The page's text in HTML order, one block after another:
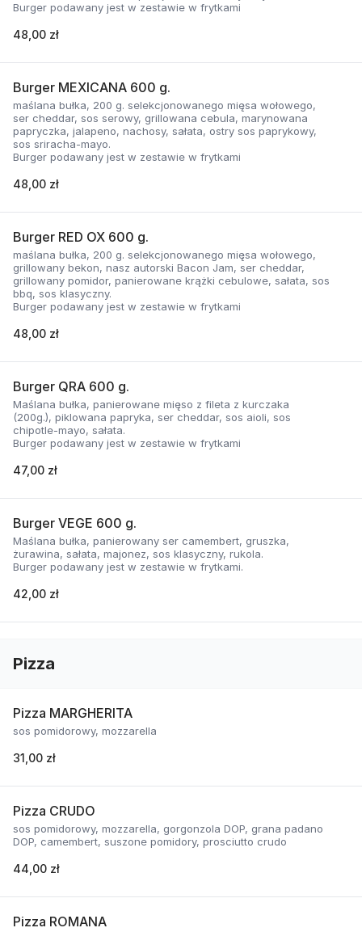
Burger podawany jest w zestawie w frytkami
48,00 zł
Burger MEXICANA 600 g.
maślana bułka, 200 g. selekcjonowanego mięsa wołowego,
ser cheddar, sos serowy, grillowana cebula, marynowana
papryczka, jalapeno, nachosy, sałata, ostry sos paprykowy,
sos sriracha-mayo.
Burger podawany jest w zestawie w frytkami
48,00 zł
Burger RED OX 600 g.
maślana bułka, 200 g. selekcjonowanego mięsa wołowego,
grillowany bekon, nasz autorski Bacon Jam, ser cheddar,
grillowany pomidor, panierowane krążki cebulowe, sałata, sos
bbq, sos klasyczny.
Burger podawany jest w zestawie w frytkami
48,00 zł
Burger QRA 600 g.
Maślana bułka, panierowane mięso z fileta z kurczaka
(200g.), piklowana papryka, ser cheddar, sos aioli, sos
chipotle-mayo, sałata.
Burger podawany jest w zestawie w frytkami
47,00 zł
Burger VEGE 600 g.
Maślana bułka, panierowany ser camembert, gruszka,
żurawina, sałata, majonez, sos klasyczny, rukola.
Burger podawany jest w zestawie w frytkami.
42,00 zł
Pizza
Pizza MARGHERITA
sos pomidorowy, mozzarella
31,00 zł
Pizza CRUDO
sos pomidorowy, mozzarella, gorgonzola DOP, grana padano
DOP, camembert, suszone pomidory, prosciutto crudo
44,00 zł
Pizza ROMANA